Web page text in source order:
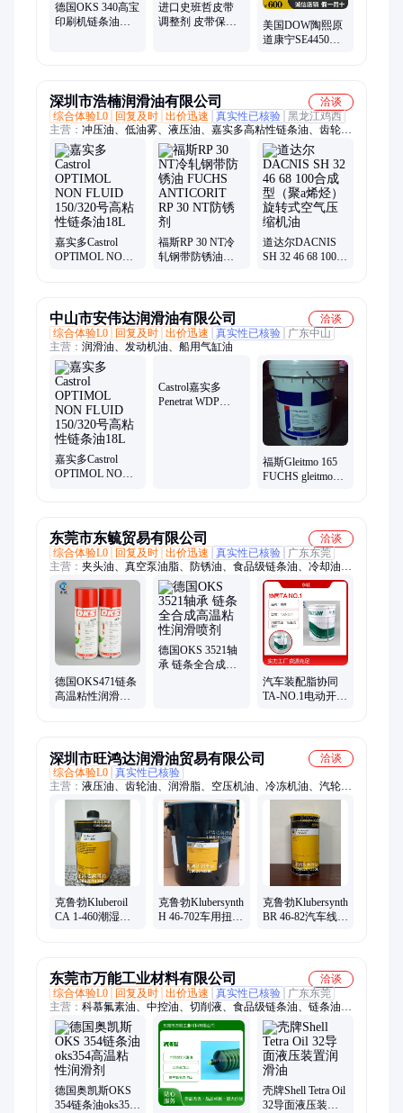
德国OKS 340高宝
印刷机链条油高
进口史班哲皮带
调整剂 皮带保护
美国DOW陶熙原
道康宁SE4450高
深圳市浩楠润滑油有限公司
洽谈
综合体验L0
回复及时 出价迅速 真实性已核验 黑龙江鸡西
主营： 冲压油、低油雾、液压油、嘉实多高粘性链条油、齿轮
油、润滑油、冲裁油、磨辊机、润滑脂、ci-415w-40、s2导热
油、压缩机油、柴油机油、s3v460d11.52、混溶铸铁、
gaduss2a3202、合成轴承、钢丝绳开、变速箱油、针织机油、变
速器油、基工艺油、真空泵油、发动机油、造纸机油、含铜油脂
嘉实多Castrol
OPTIMOL NON
福斯RP 30 NT冷
轧钢带防锈油
道达尔DACNIS
SH 32 46 68 100合
中山市安伟达润滑油有限公司
洽谈
综合体验L0
回复及时 出价迅速 真实性已核验
广东中山
主营： 润滑油、发动机油、船用气缸油
嘉实多Castrol
OPTIMOL NON
Castrol嘉实多
Penetrat WDP
福斯Gleitmo 165
FUCHS gleitmo
东莞市东毓贸易有限公司
洽谈
综合体验L0
回复及时 出价迅速 真实性已核验
广东东莞
主营： 夹头油、真空泵油脂、防锈油、食品级链条油、冷却油、
防卡油膏、轴承油、硅油硅脂、密封油脂、氟油氟脂、食品级润
滑油、食品级润滑脂、NSF认证油脂、出光润滑油脂、协同润滑
油脂、摩力克润滑剂、机床导轨油、食品级冲压油、食品级白
油、高温润滑油脂、铝合金切削油、火花机油、液压油、干膜润
滑剂、切削油
德国OKS471链条
高温粘性润滑剂
德国OKS 3521轴
承 链条全合成高
汽车装配脂协同
TA-NO.1电动开关
深圳市旺鸿达润滑油贸易有限公司
洽谈
综合体验L0 真实性已核验
主营： 液压油、齿轮油、润滑脂、空压机油、冷冻机油、汽轮机
油、涡轮机油、螺杆式空气压缩机油、切削液、切削油、防锈
油、针织机油、清洗剂、航空润滑油、船舶机油
克鲁勃Kluberoil
CA 1-460潮湿环
克鲁勃Klubersynth
H 46-702车用扭振
克鲁勃Klubersynth
BR 46-82汽车线控
东莞市万能工业材料有限公司
洽谈
综合体验L0
回复及时 出价迅速 真实性已核验
广东东莞
主营： 科慕氟素油、中控油、切削液、食品级链条油、链条油、
氟化油、卫士黄油、印刷机润滑脂、液压油、铝基脂、螺纹膏、
齿轮油、金牛油、润滑脂、食品级润滑油、食品级润滑脂、亚米
茄润滑脂、防卡膏、ENEOS、日本协同、脱脂剂、炉膛清洗
剂、COSMO、防卡剂、日本出光
德国奥凯斯OKS
354链条油oks354
壳牌Shell Tetra Oil
32导面液压装置